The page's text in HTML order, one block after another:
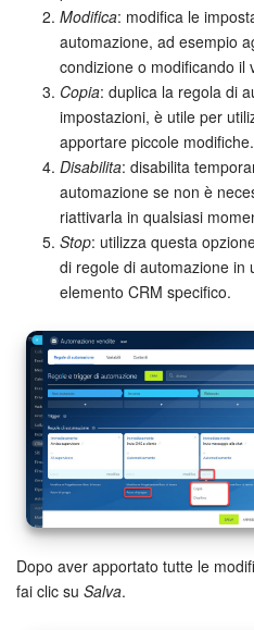
Modifica: modifica le
automazione, ad esempio
condizione o modificando il
Copia: duplica la regola di
impostazioni, è utile per
apportare piccole modifiche.
Disabilita: disabilita
automazione se non è
riattivarla in qualsiasi
Stop: utilizza questa
di regole di automazione in
elemento CRM specifico.
Dopo aver apportato tutte le
fai clic su Salva.